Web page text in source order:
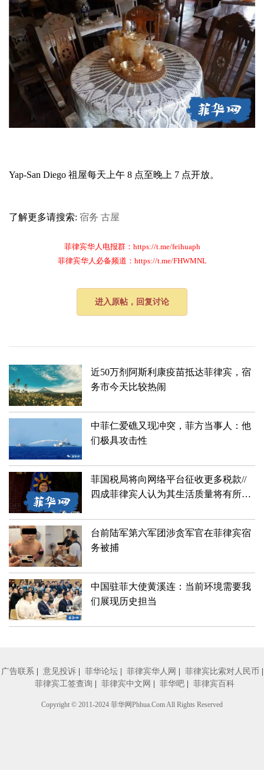
Yap-San Diego 祖屋每天上午 8 点至晚上 7 点开放。
了解更多请搜索: 宿务 古屋
菲律宾华人电报群：https://t.me/feihuaph
菲律宾华人必备频道：https://t.me/FHWMNL
进入原帖，回复讨论
近50万剂阿斯利康疫苗抵达菲律宾，宿
务市今天比较热闹
中菲仁爱礁又现冲突，菲方当事人：他
们极具攻击性
菲国税局将向网络平台征收更多税款//
四成菲律宾人认为其生活质量将有所改
台前陆军第六军团涉贪军官在菲律宾宿
务被捕
中国驻菲大使黄溪连：当前环境需要我
们展现历史担当
广告联系 意见投诉 菲华论坛 菲律宾华人网 菲律宾比索对人民币
菲律宾工签查询
菲律宾中文网 菲华吧 菲律宾百科
Copyright © 2011-2024 菲华网Phhua.Com All Rights Reserved